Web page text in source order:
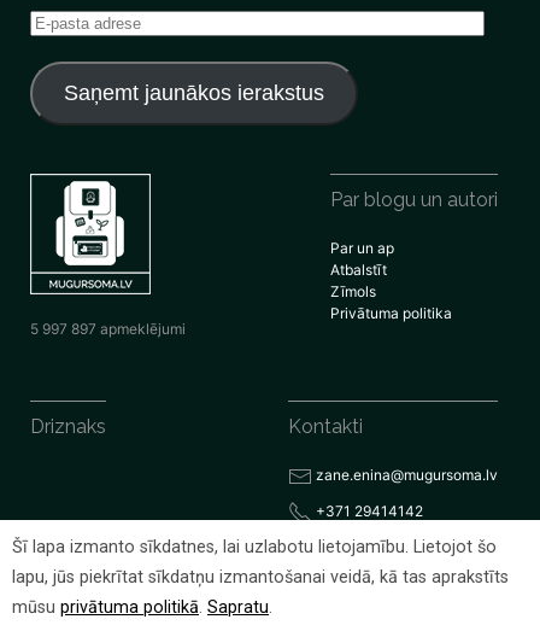
E-
adrese
Saņemt jaunākos ierakstus
5 997 897 apmeklējumi
Par blogu un autori
Par un ap
Atbalstīt
Zīmols
Privātuma politika
Driznaks Kontakti
zane.enina@mugursoma.lv
+371 29414142
© 2026 Visas tiesības rezervētas
Šī lapa izmanto sīkdatnes, lai uzlabotu lietojamību. Lietojot šo
lapu, jūs piekrītat sīkdatņu izmantošanai veidā, kā tas aprakstīts
mūsu privātuma politikā. Sapratu.